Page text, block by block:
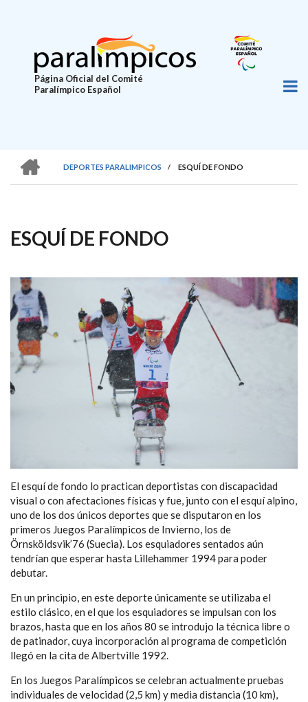
principal
Página Oficial del Comité
Paralímpico Español
SOBRESCRIBIR
DE
AYUDA
LA
NAVEGACIÓN
DEPORTES PARALIMPICOS
/ ESQUÍ DE FONDO
ESQUÍ DE FONDO
El esquí de fondo lo practican deportistas con discapacidad
visual o con afectaciones físicas y fue, junto con el esquí alpino,
uno de los dos únicos deportes que se disputaron en los
primeros Juegos Paralímpicos de Invierno, los de
Örnsköldsvik’76 (Suecia). Los esquiadores sentados aún
tendrían que esperar hasta Lillehammer 1994 para poder
debutar.
En un principio, en este deporte únicamente se utilizaba el
estilo clásico, en el que los esquiadores se impulsan con los
brazos, hasta que en los años 80 se introdujo la técnica libre o
de patinador, cuya incorporación al programa de competición
llegó en la cita de Albertville 1992.
En los Juegos Paralímpicos se celebran actualmente pruebas
individuales de velocidad (2,5 km) y media distancia (10 km),